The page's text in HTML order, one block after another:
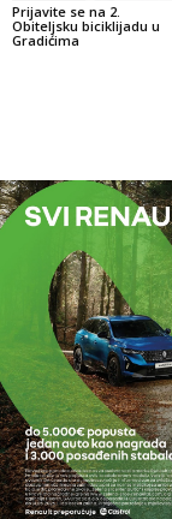
Prijavite se na 2.
Obiteljsku biciklijadu u
Gradićima